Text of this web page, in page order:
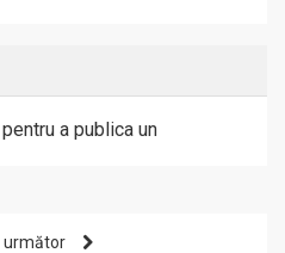
pentru a publica un
următor